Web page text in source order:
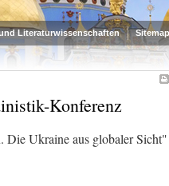
Literaturwissenschaften Sitemap
Konferenz
Die Ukraine aus globaler Sicht"